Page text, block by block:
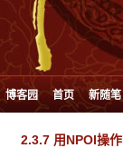
博客园 首页 新随笔
2.3.7 用NPOI操